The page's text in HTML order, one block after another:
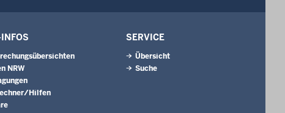
NRW
Hilfen
SERVICE
Übersicht
Suche